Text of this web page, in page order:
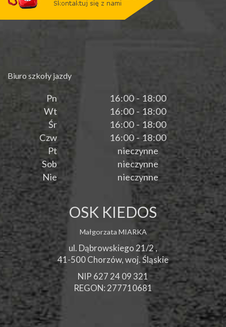
Biuro szkoły jazdy
Pn
16:00 - 18:00
Wt
16:00 - 18:00
Śr
16:00 - 18:00
Czw
16:00 - 18:00
Pt
nieczynne
Sob
nieczynne
Nie
nieczynne
OSK KIEDOS
Małgorzata MIARKA
ul. Dąbrowskiego 21/2 ,
41-500Chorzów, woj.Śląskie
NIP 627 24 09 321
REGON: 277710681